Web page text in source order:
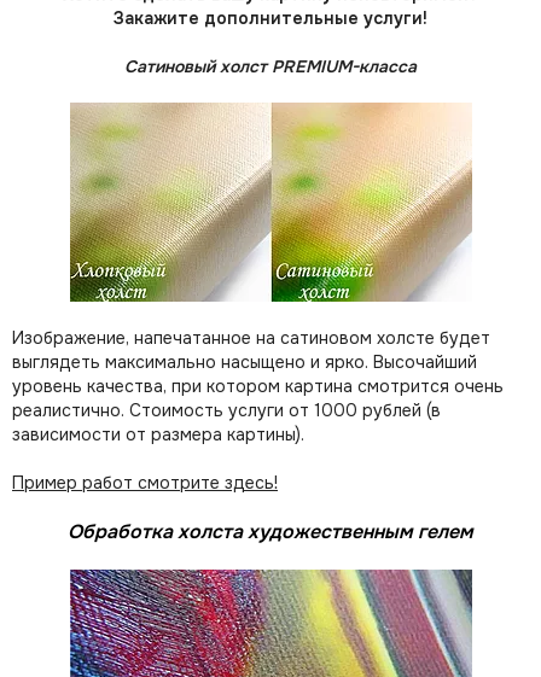
Закажите дополнительные услуги!
Сатиновый холст PREMIUM-класса
Изображение, напечатанное на сатиновом холсте будет
выглядеть максимально насыщено и ярко. Высочайший
уровень качества, при котором картина смотрится очень
реалистично. Стоимость услуги от 1000 рублей (в
зависимости от размера картины).
Пример работ смотрите здесь!
Обработка холста художественным гелем